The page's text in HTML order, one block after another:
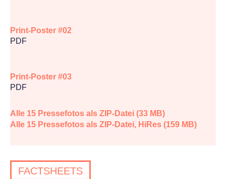
Print-Poster #02
PDF
Print-Poster #03
PDF
Alle 15 Pressefotos als ZIP-Datei (33 MB)
Alle 15 Pressefotos als ZIP-Datei, HiRes (159 MB)
FACTSHEETS